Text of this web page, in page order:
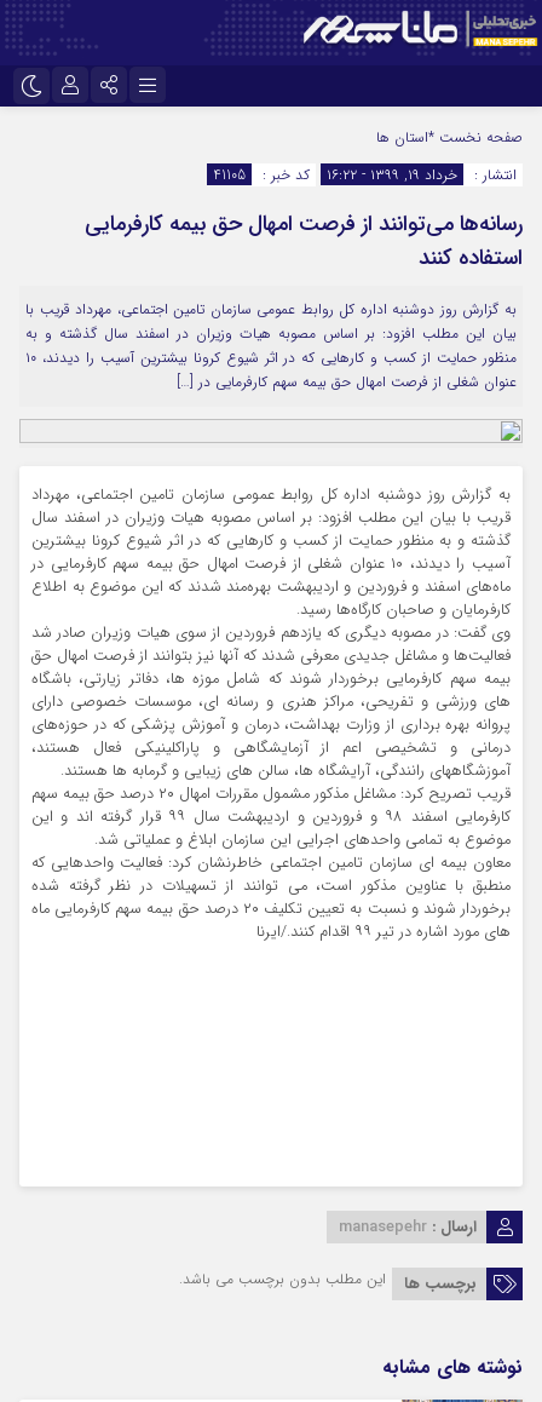
اینستاگرام
سروش
ایتا
آپارات
نام کاربری یا نشانی ایمیل
رمز عبور
مرا به خاطر بسپار
صفحه نخست *استان ها
انتشار :
خرداد ۱۹, ۱۳۹۹ - ۱۶:۲۲ کد خبر : 41105
رسانه‌ها می‌توانند از فرصت امهال حق بیمه کارفرمایی
استفاده کنند
به گزارش روز دوشنبه اداره کل روابط عمومی سازمان تامین اجتماعی، مهرداد قریب با
بیان این مطلب افزود: بر اساس مصوبه هیات وزیران در اسفند سال گذشته و به
منظور حمایت از کسب و کارهایی که در اثر شیوع کرونا بیشترین آسیب را دیدند، ۱۰
عنوان شغلی از فرصت امهال حق بیمه سهم کارفرمایی در […]
به گزارش روز دوشنبه اداره کل روابط عمومی سازمان تامین اجتماعی، مهرداد
قریب با بیان این مطلب افزود: بر اساس مصوبه هیات وزیران در اسفند سال
گذشته و به منظور حمایت از کسب و کارهایی که در اثر شیوع کرونا بیشترین
آسیب را دیدند، ۱۰ عنوان شغلی از فرصت امهال حق بیمه سهم کارفرمایی در
ماه‌های اسفند و فروردین و اردیبهشت بهره‌مند شدند که این موضوع به اطلاع
کارفرمایان و صاحبان کارگاه‌ها رسید.
وی گفت: در مصوبه دیگری که یازدهم فروردین از سوی هیات وزیران صادر شد
فعالیت‌ها و مشاغل جدیدی معرفی شدند که آنها نیز بتوانند از فرصت امهال حق
بیمه سهم کارفرمایی برخوردار شوند که شامل موزه ها، دفاتر زیارتی، باشگاه
های ورزشی و تفریحی، مراکز هنری و رسانه ای، موسسات خصوصی دارای
پروانه بهره برداری از وزارت بهداشت، درمان و آموزش پزشکی که در حوزه‌های
درمانی و تشخیصی اعم از آزمایشگاهی و پاراکلینیکی فعال هستند،
آموزشگاههای رانندگی، آرایشگاه ها، سالن های زیبایی و گرمابه ها هستند.
قریب تصریح کرد: مشاغل مذکور مشمول مقررات امهال ۲۰ درصد حق بیمه سهم
کارفرمایی اسفند ۹۸ و فروردین و اردیبهشت سال ۹۹ قرار گرفته اند و این
موضوع به تمامی واحدهای اجرایی این سازمان ابلاغ و عملیاتی شد.
معاون بیمه ای سازمان تامین اجتماعی خاطرنشان کرد: فعالیت واحدهایی که
منطبق با عناوین مذکور است، می توانند از تسهیلات در نظر گرفته شده
برخوردار شوند و نسبت به تعیین تکلیف ۲۰ درصد حق بیمه سهم کارفرمایی ماه
های مورد اشاره در تیر ۹۹ اقدام کنند./ایرنا
ارسال : manasepehr
برچسب ها این مطلب بدون برچسب می باشد.
نوشته های مشابه